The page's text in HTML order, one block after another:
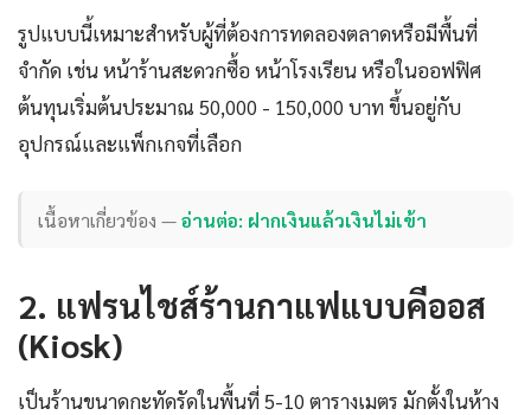
รูปแบบนี้เหมาะสำหรับผู้ที่ต้องการทดลองตลาดหรือมีพื้นที่
จำกัด เช่น หน้าร้านสะดวกซื้อ หน้าโรงเรียน หรือในออฟฟิศ
ต้นทุนเริ่มต้นประมาณ 50,000 - 150,000 บาท ขึ้นอยู่กับ
อุปกรณ์และแพ็กเกจที่เลือก
เนื้อหาเกี่ยวข้อง —อ่านต่อ: ฝากเงินแล้วเงินไม่เข้า
2. แฟรนไชส์ร้านกาแฟแบบคีออส
(Kiosk)
เป็นร้านขนาดกะทัดรัดในพื้นที่ 5-10 ตารางเมตร มักตั้งในห้าง